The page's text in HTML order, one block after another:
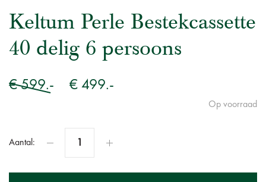
Keltum Perle Bestekcassette
40 delig 6 persoons
€ 599.- € 499.-
Op voorraad
Aantal: